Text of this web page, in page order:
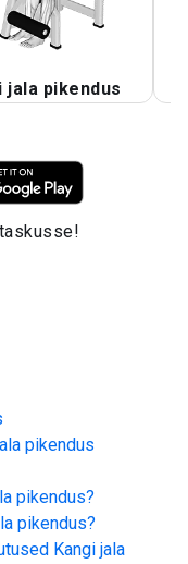
jala pikendus
pikendus
pikendus?
pikendus?
Kangi jala